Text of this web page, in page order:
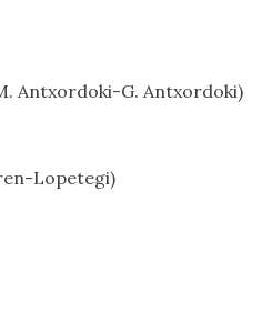
Antxordoki-G. Antxordoki)
Lopetegi)